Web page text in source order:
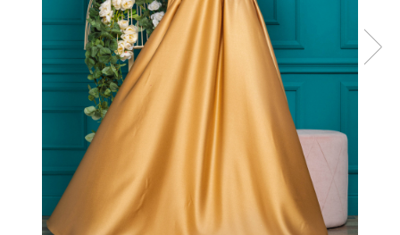
Rochii din dantela
Rochii din tafta
Rochii cu paiete
Rochii din tul
Rochii din catifea
Rochii din Barbie/Bistrech
Rochii din saten
Rochii voal
Rochii cu imprimeu